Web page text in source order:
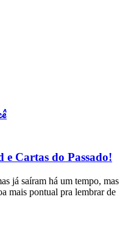
e Cartas do Passado!
já saíram há um tempo, mas
mais pontual pra lembrar de